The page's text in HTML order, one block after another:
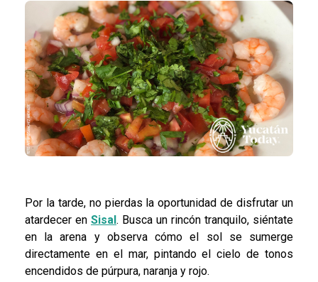
Por la tarde, no pierdas la oportunidad de disfrutar un
atardecer en Sisal. Busca un rincón tranquilo, siéntate
en la arena y observa cómo el sol se sumerge
directamente en el mar, pintando el cielo de tonos
encendidos de púrpura, naranja y rojo.